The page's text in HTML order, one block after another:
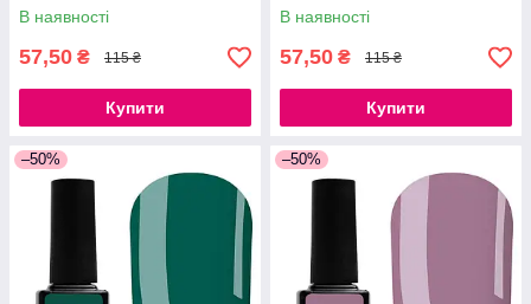
В наявності
57,50 ₴ 115 ₴
Купити
В наявності
57,50 ₴ 115 ₴
Купити
–50% –50%